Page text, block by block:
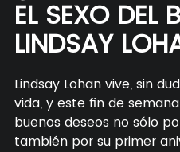
EL SEXO DEL
LINDSAY
Lindsay Lohan vive, sin
vida, y este fin de
buenos deseos no sólo
también por su primer